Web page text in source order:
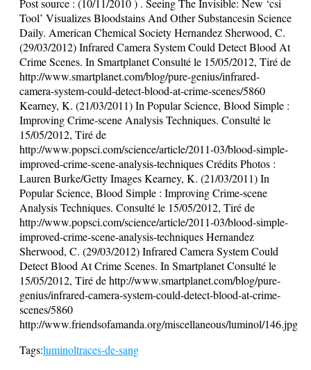
Tool’ Visualizes Bloodstains And Other Substancesin Science
Daily. American Chemical Society Hernandez Sherwood, C.
(29/03/2012) Infrared Camera System Could Detect Blood At
Crime Scenes. In Smartplanet Consulté le 15/05/2012, Tiré de
http://www.smartplanet.com/blog/pure-genius/infrared-
camera-system-could-detect-blood-at-crime-scenes/5860
Kearney, K. (21/03/2011) In Popular Science, Blood Simple :
Improving Crime-scene Analysis Techniques. Consulté le
15/05/2012, Tiré de
http://www.popsci.com/science/article/2011-03/blood-simple-
improved-crime-scene-analysis-techniques Crédits Photos :
Lauren Burke/Getty Images Kearney, K. (21/03/2011) In
Popular Science, Blood Simple : Improving Crime-scene
Analysis Techniques. Consulté le 15/05/2012, Tiré de
http://www.popsci.com/science/article/2011-03/blood-simple-
improved-crime-scene-analysis-techniques Hernandez
Sherwood, C. (29/03/2012) Infrared Camera System Could
Detect Blood At Crime Scenes. In Smartplanet Consulté le
15/05/2012, Tiré de http://www.smartplanet.com/blog/pure-
genius/infrared-camera-system-could-detect-blood-at-crime-
scenes/5860
http://www.friendsofamanda.org/miscellaneous/luminol/146.jpg
Tags:luminoltraces-de-sang